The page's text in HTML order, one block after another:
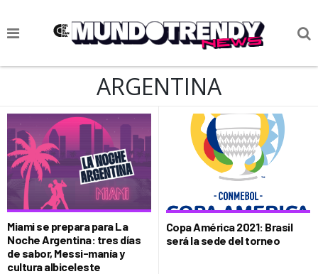
NOTICIAS
CIENCIA Y TECNOLOGÍA
VIDA
SOCIEDAD
CULTURIZANDO.COM
ARGENTINA
Miami se prepara para La
Noche Argentina: tres días
de sabor, Messi-manía y
cultura albiceleste
Copa América 2021: Brasil
será la sede del torneo